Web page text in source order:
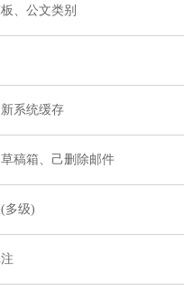
、公文类别
系统缓存
稿箱、己删除邮件
多级)